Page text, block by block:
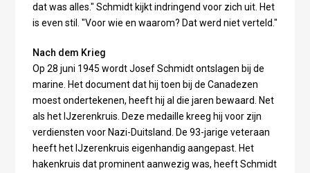
dat was alles." Schmidt kijkt indringend voor zich uit. Het
is even stil. "Voor wie en waarom? Dat werd niet verteld."
Nach dem Krieg
Op 28 juni 1945 wordt Josef Schmidt ontslagen bij de
marine. Het document dat hij toen bij de Canadezen
moest ondertekenen, heeft hij al die jaren bewaard. Net
als het IJzerenkruis. Deze medaille kreeg hij voor zijn
verdiensten voor Nazi-Duitsland. De 93-jarige veteraan
heeft het IJzerenkruis eigenhandig aangepast. Het
hakenkruis dat prominent aanwezig was, heeft Schmidt